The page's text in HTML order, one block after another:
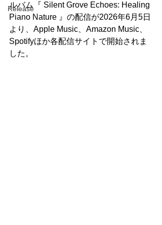
Release
ルバム『 Silent Grove Echoes: Healing
Piano Nature 』の配信が2026年6月5日
より、Apple Music、Amazon Music、
Spotifyほか各配信サイトで開始されま
した。